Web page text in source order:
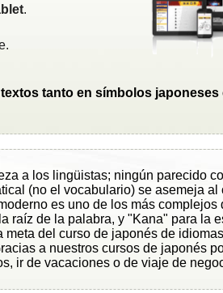
.
tanto en símbolos japoneses
a los lingüistas; ningún parecido
(no el vocabulario) se asemeja al
es uno de los más complejos
raíz de la palabra, y "Kana" para la
del curso de japonés de
a nuestros cursos de japonés
ir de vacaciones o de viaje de